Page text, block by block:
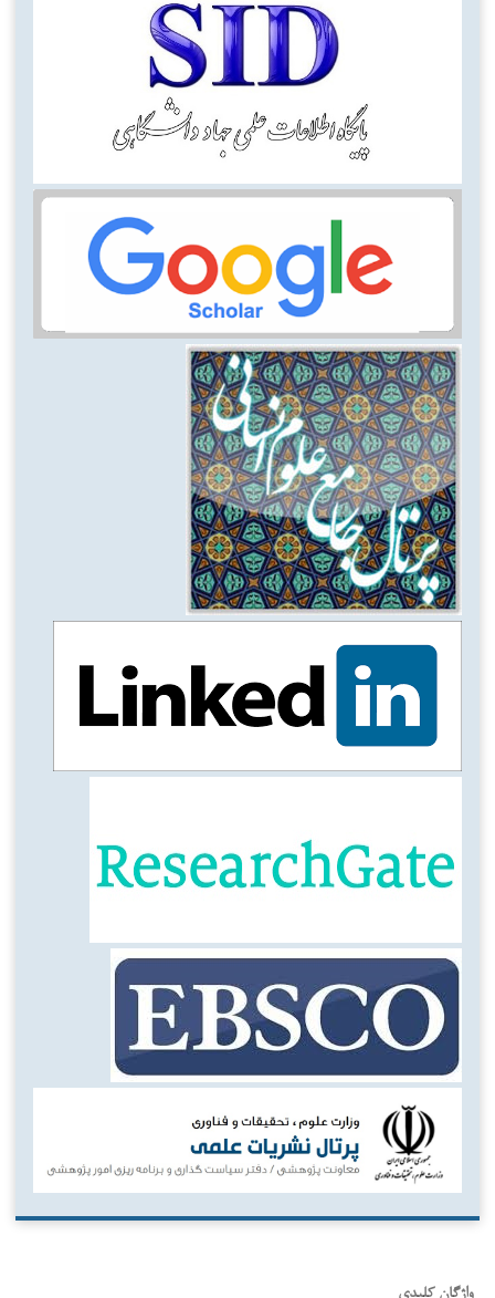
واژگان کلیدی